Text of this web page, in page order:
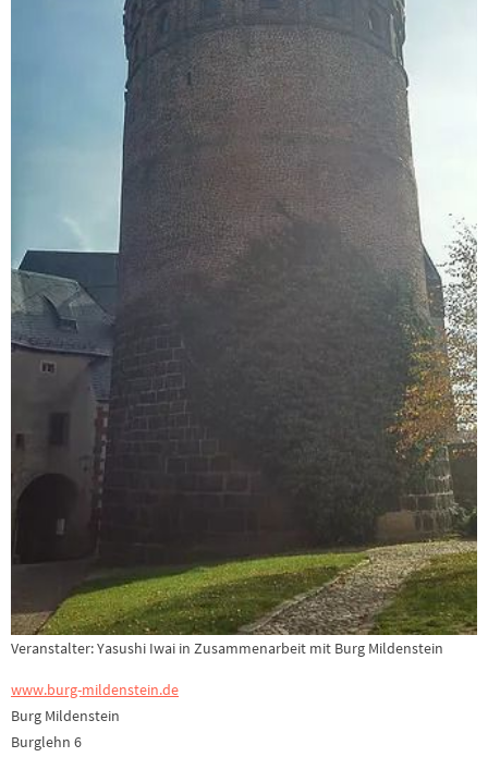
Veranstalter: Yasushi Iwai in Zusammenarbeit mit Burg Mildenstein
www.burg-mildenstein.de
Burg Mildenstein
Burglehn 6